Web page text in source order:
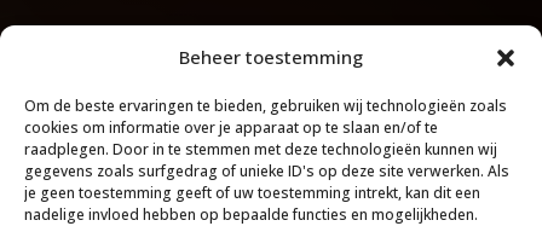
Beheer toestemming
Om de beste ervaringen te bieden, gebruiken wij technologieën zoals
cookies om informatie over je apparaat op te slaan en/of te
raadplegen. Door in te stemmen met deze technologieën kunnen wij
gegevens zoals surfgedrag of unieke ID's op deze site verwerken. Als
je geen toestemming geeft of uw toestemming intrekt, kan dit een
nadelige invloed hebben op bepaalde functies en mogelijkheden.